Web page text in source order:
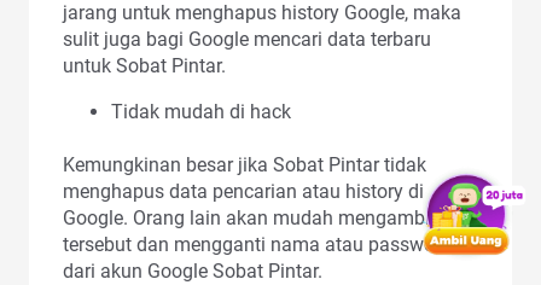
jarang untuk menghapus history Google, maka
sulit juga bagi Google mencari data terbaru
untuk Sobat Pintar.
Tidak mudah di hack
Kemungkinan besar jika Sobat Pintar tidak
menghapus data pencarian atau history di
Google. Orang lain akan mudah mengambil data
tersebut dan mengganti nama atau password
dari akun Google Sobat Pintar.